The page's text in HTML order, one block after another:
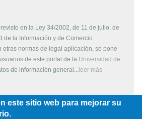
en la Ley 34/2002, de 11 de julio, de
de la Información y de Comercio
otras normas de legal aplicación, se pone
de este portal de la Universidad de
de información general... leer más
este sitio web para mejorar su